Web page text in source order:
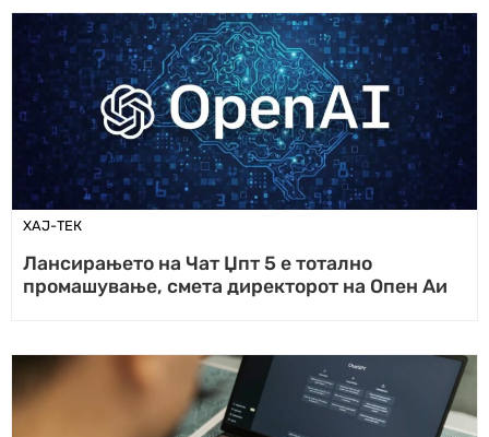
ХАЈ-ТЕК
Лансирањето на Чат Џпт 5 е тотално
промашување, смета директорот на Опен Аи